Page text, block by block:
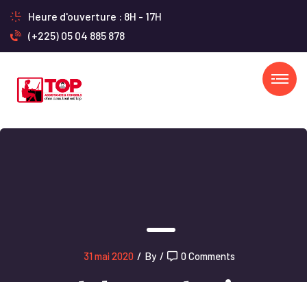
Heure d'ouverture : 8H - 17H
(+225) 05 04 885 878
31 mai 2020 / By / 0 Comments